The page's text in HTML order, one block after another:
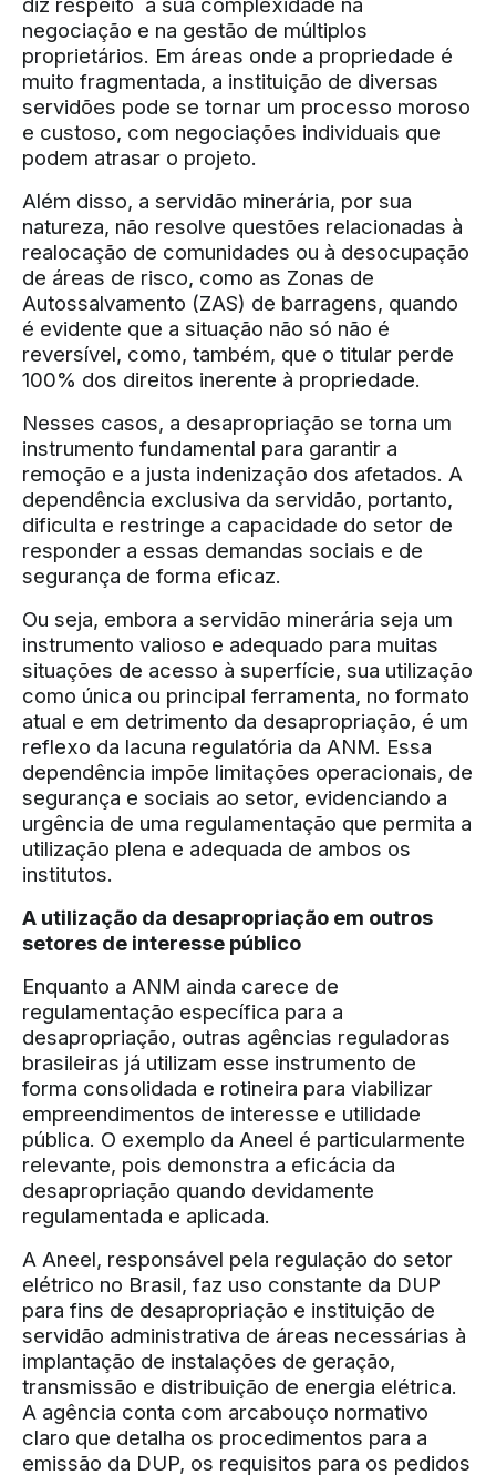
negociação e na gestão de múltiplos
proprietários. Em áreas onde a propriedade é
muito fragmentada, a instituição de diversas
servidões pode se tornar um processo moroso
e custoso, com negociações individuais que
podem atrasar o projeto.
Além disso, a servidão minerária, por sua
natureza, não resolve questões relacionadas à
realocação de comunidades ou à desocupação
de áreas de risco, como as Zonas de
Autossalvamento (ZAS) de barragens, quando
é evidente que a situação não só não é
reversível, como, também, que o titular perde
100% dos direitos inerente à propriedade.
Nesses casos, a desapropriação se torna um
instrumento fundamental para garantir a
remoção e a justa indenização dos afetados. A
dependência exclusiva da servidão, portanto,
dificulta e restringe a capacidade do setor de
responder a essas demandas sociais e de
segurança de forma eficaz.
Ou seja, embora a servidão minerária seja um
instrumento valioso e adequado para muitas
situações de acesso à superfície, sua utilização
como única ou principal ferramenta, no formato
atual e em detrimento da desapropriação, é um
reflexo da lacuna regulatória da ANM. Essa
dependência impõe limitações operacionais, de
segurança e sociais ao setor, evidenciando a
urgência de uma regulamentação que permita a
utilização plena e adequada de ambos os
institutos.
A utilização da desapropriação em outros
setores de interesse público
Enquanto a ANM ainda carece de
regulamentação específica para a
desapropriação, outras agências reguladoras
brasileiras já utilizam esse instrumento de
forma consolidada e rotineira para viabilizar
empreendimentos de interesse e utilidade
pública. O exemplo da Aneel é particularmente
relevante, pois demonstra a eficácia da
desapropriação quando devidamente
regulamentada e aplicada.
A Aneel, responsável pela regulação do setor
elétrico no Brasil, faz uso constante da DUP
para fins de desapropriação e instituição de
servidão administrativa de áreas necessárias à
implantação de instalações de geração,
transmissão e distribuição de energia elétrica.
A agência conta com arcabouço normativo
claro que detalha os procedimentos para a
emissão da DUP, os requisitos para os pedidos